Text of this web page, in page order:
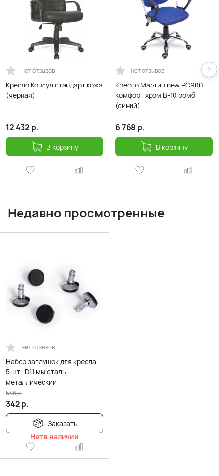
нет отзывов
Кресло Консул стандарт кожа
(черная)
12 432 р.
В корзину
нет отзывов
Кресло Мартин new РС900
комфорт хром В-10 ромб
(синий)
6 768 р.
В корзину
Недавно просмотренные
нет отзывов
Набор заглушек для кресла,
5 шт., D11 мм сталь
металлический
342 р.
546р.
Заказать
Нет в наличии